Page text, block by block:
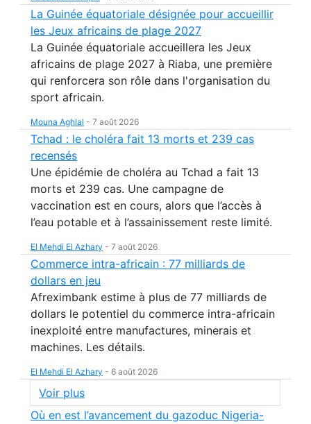
La Guinée équatoriale désignée pour accueillir
les Jeux africains de plage 2027
La Guinée équatoriale accueillera les Jeux
africains de plage 2027 à Riaba, une première
qui renforcera son rôle dans l'organisation du
sport africain.
Mouna Aghlal - 7 août 2026
Tchad : le choléra fait 13 morts et 239 cas
recensés
Une épidémie de choléra au Tchad a fait 13
morts et 239 cas. Une campagne de
vaccination est en cours, alors que l’accès à
l’eau potable et à l’assainissement reste limité.
El Mehdi El Azhary - 7 août 2026
Commerce intra-africain : 77 milliards de
dollars en jeu
Afreximbank estime à plus de 77 milliards de
dollars le potentiel du commerce intra-africain
inexploité entre manufactures, minerais et
machines. Les détails.
El Mehdi El Azhary - 6 août 2026
Voir plus
Où en est l’avancement du gazoduc Nigeria-